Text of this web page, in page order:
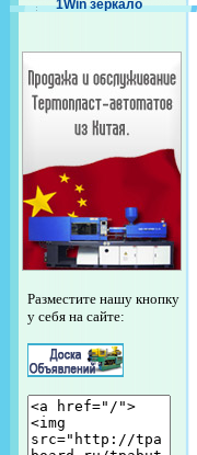
1Win зеркало
Разместите нашу кнопку
у себя на сайте: